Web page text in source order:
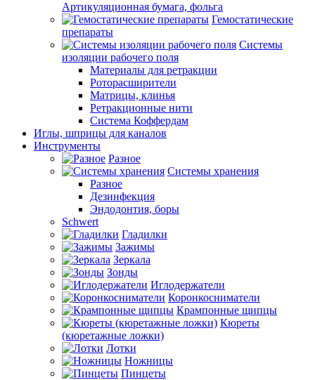
Артикуляционная бумага, фольга
Гемостатические
препараты
Системы
изоляции рабочего поля
Материалы для ретракции
Роторасширители
Матрицы, клинья
Ретракционные нити
Система Коффердам
Иглы, шприцы для каналов
Инструменты
Разное
Системы хранения
Разное
Дезинфекция
Эндодонтия, боры
Schwert
Гладилки
Зажимы
Зеркала
Зонды
Иглодержатели
Коронкосниматели
Крампонные щипцы
Кюреты
(кюретажные ложки)
Лотки
Ножницы
Пинцеты